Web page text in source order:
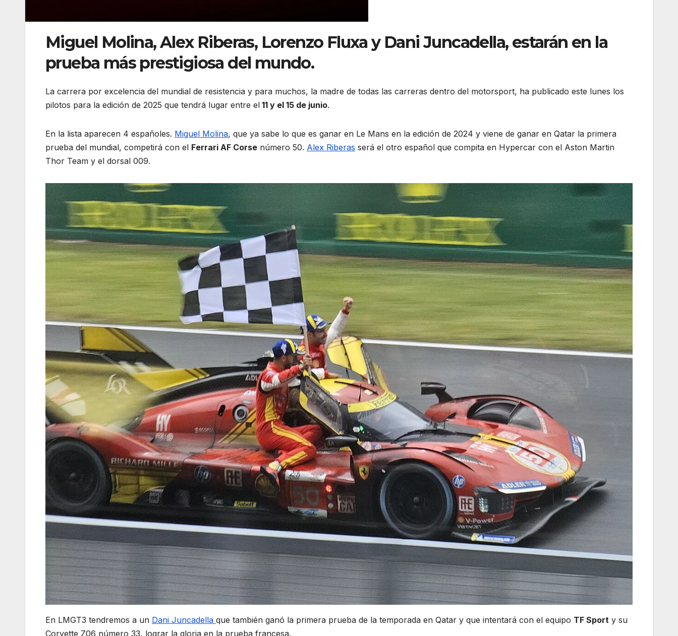
Miguel Molina, Alex Riberas, Lorenzo Fluxa y Dani Juncadella, estarán en la
prueba más prestigiosa del mundo.
La carrera por excelencia del mundial de resistencia y para muchos, la madre de todas las carreras dentro del motorsport, ha publicado este lunes los
pilotos para la edición de 2025 que tendrá lugar entre el 11 y el 15 de junio.
En la lista aparecen 4 españoles. Miguel Molina, que ya sabe lo que es ganar en Le Mans en la edición de 2024 y viene de ganar en Qatar la primera
prueba del mundial, competirá con el Ferrari AF Corse número 50. Alex Riberas será el otro español que compita en Hypercar con el Aston Martin
Thor Team y el dorsal 009.
En LMGT3 tendremos a un Dani Juncadella que también ganó la primera prueba de la temporada en Qatar y que intentará con el equipo TF Sport y su
Corvette Z06 número 33, lograr la gloria en la prueba francesa.